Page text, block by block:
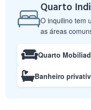
Quarto
O inquilino tem
as áreas
Quarto
Banheiro